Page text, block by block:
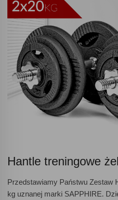
Hantle treningowe
Przedstawiamy Państwu Zestaw
kg uznanej marki SAPPHIRE.